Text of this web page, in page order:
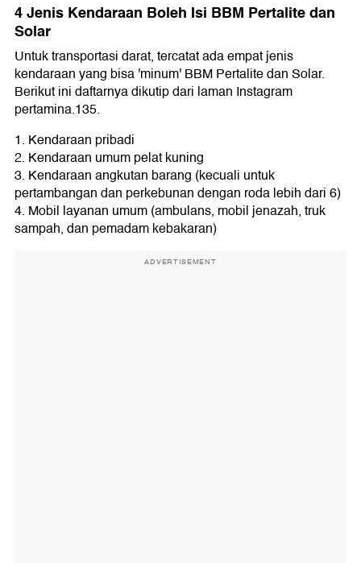
4 Jenis Kendaraan Boleh Isi BBM Pertalite dan
Solar
Untuk transportasi darat, tercatat ada empat jenis
kendaraan yang bisa 'minum' BBM Pertalite dan Solar.
Berikut ini daftarnya dikutip dari laman Instagram
pertamina.135.
1. Kendaraan pribadi
2. Kendaraan umum pelat kuning
3. Kendaraan angkutan barang (kecuali untuk
pertambangan dan perkebunan dengan roda lebih dari 6)
4. Mobil layanan umum (ambulans, mobil jenazah, truk
sampah, dan pemadam kebakaran)
ADVERTISEMENT